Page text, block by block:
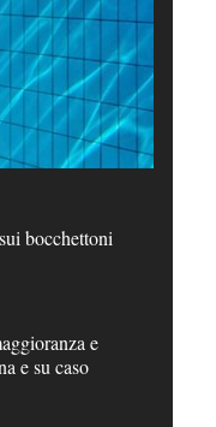
bocchettoni
e
e su caso